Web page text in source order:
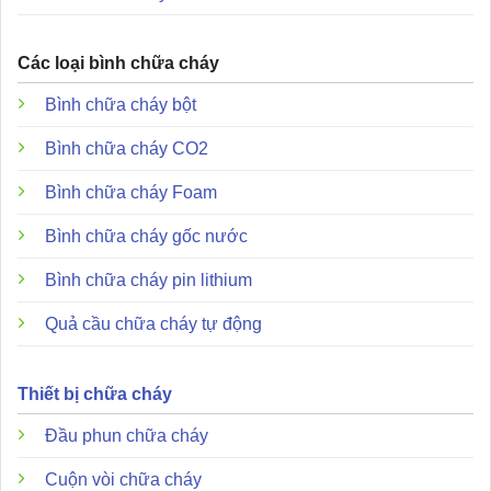
Các loại bình chữa cháy
Bình chữa cháy bột
Bình chữa cháy CO2
Bình chữa cháy Foam
Bình chữa cháy gốc nước
Bình chữa cháy pin lithium
Quả cầu chữa cháy tự động
Thiết bị chữa cháy
Đầu phun chữa cháy
Cuộn vòi chữa cháy